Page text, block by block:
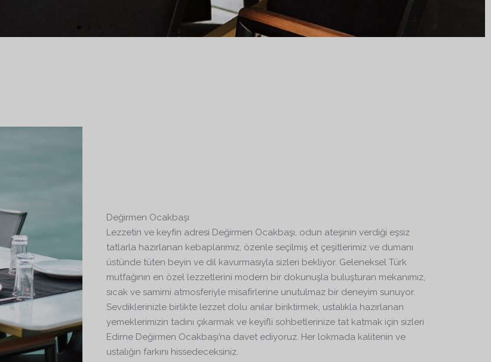
Değirmen Ocakbaşı
Lezzetin ve keyfin adresi Değirmen Ocakbaşı, odun ateşinin verdiği eşsiz
tatlarla hazırlanan kebaplarımız, özenle seçilmiş et çeşitlerimiz ve dumanı
üstünde tüten beyin ve dil kavurmasıyla sizleri bekliyor. Geleneksel Türk
mutfağının en özel lezzetlerini modern bir dokunuşla buluşturan mekanımız,
sıcak ve samimi atmosferiyle misafirlerine unutulmaz bir deneyim sunuyor.
Sevdiklerinizle birlikte lezzet dolu anılar biriktirmek, ustalıkla hazırlanan
yemeklerimizin tadını çıkarmak ve keyifli sohbetlerinize tat katmak için sizleri
Edirne Değirmen Ocakbaşı’na davet ediyoruz. Her lokmada kalitenin ve
ustalığın farkını hissedeceksiniz.